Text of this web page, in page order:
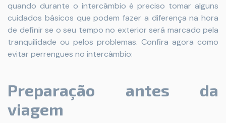
quando durante o intercâmbio é preciso tomar alguns
cuidados básicos que podem fazer a diferença na hora
de definir se o seu tempo no exterior será marcado pela
tranquilidade ou pelos problemas. Confira agora como
evitar perrengues no intercâmbio:
Preparação antes da
viagem